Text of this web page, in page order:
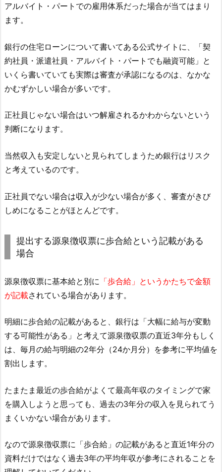
アルバイト・パートでの雇用体系だった場合が当てはまり
ます。
銀行の住宅ローンについて書いてある公式サイトに、「契
約社員・派遣社員・アルバイト・パートでも融資可能」と
いくら書いていても実際は審査が承認になるのは、なかな
かむずかしい場合が多いです。
正社員じゃない場合はいつ解雇されるかわからないという
判断になります。
当然収入も安定しないと見られてしまうため銀行はリスク
と考えているのです。
正社員でない場合は収入が少ない場合が多く、審査がきび
しめになることがほとんどです。
提出する源泉徴収票に歩合給という記載がある
場合
源泉徴収票に基本給と別に 「歩合給」というかたちで金額
が記載されている場合があります。
明細に歩合給の記載があると、銀行は「大幅に給与が変動
する可能性がある」と考えて源泉徴収票の直近3年分もしく
は、毎月の給与明細の2年分（24か月分）を参考に平均値を
割出します。
たまたま最近の歩合給がよくて最高年収のタイミングで家
を購入しようと思っても、過去の3年分の収入を見られてう
まくいかない場合があります。
なので源泉徴収票に「歩合給」の記載があると直近1年分の
資料だけではなく過去3年の平均年収が参考にされることを